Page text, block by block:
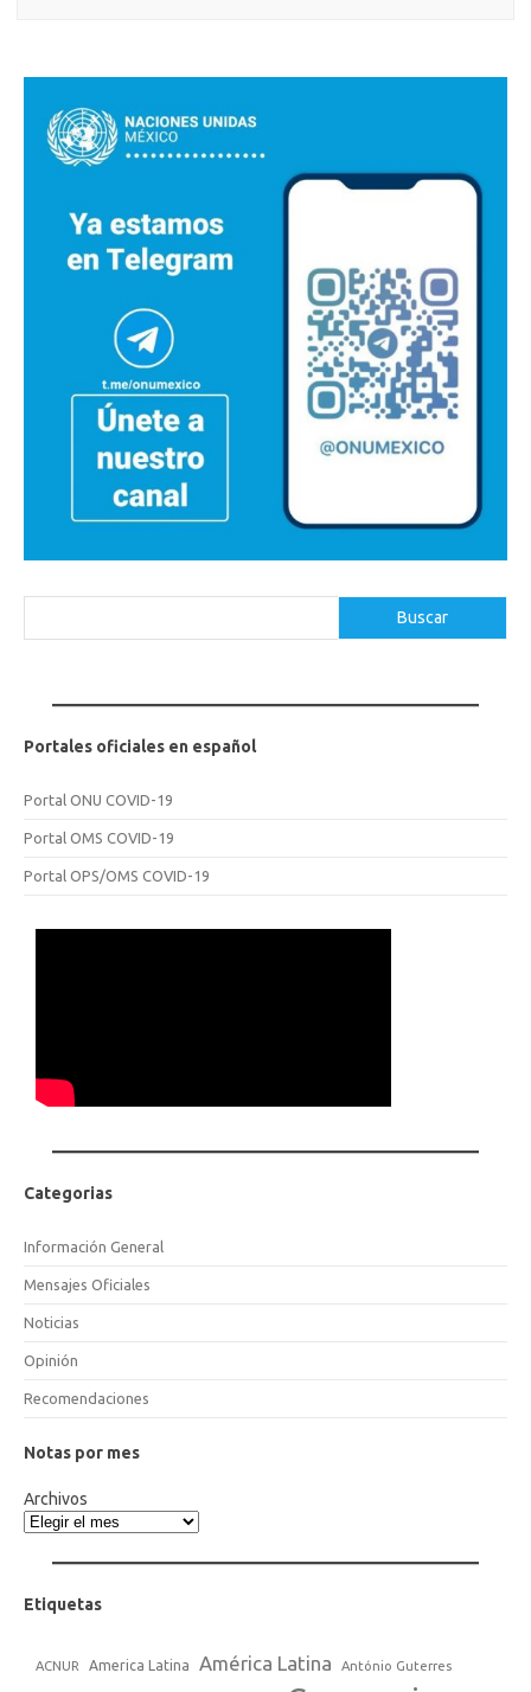
Buscar
Portales oficiales en español
Portal ONU COVID-19
Portal OMS COVID-19
Portal OPS/OMS COVID-19
Categorias
Información General
Mensajes Oficiales
Noticias
Opinión
Recomendaciones
Notas por mes
Archivos
Etiquetas
ACNUR America Latina América Latina António Guterres